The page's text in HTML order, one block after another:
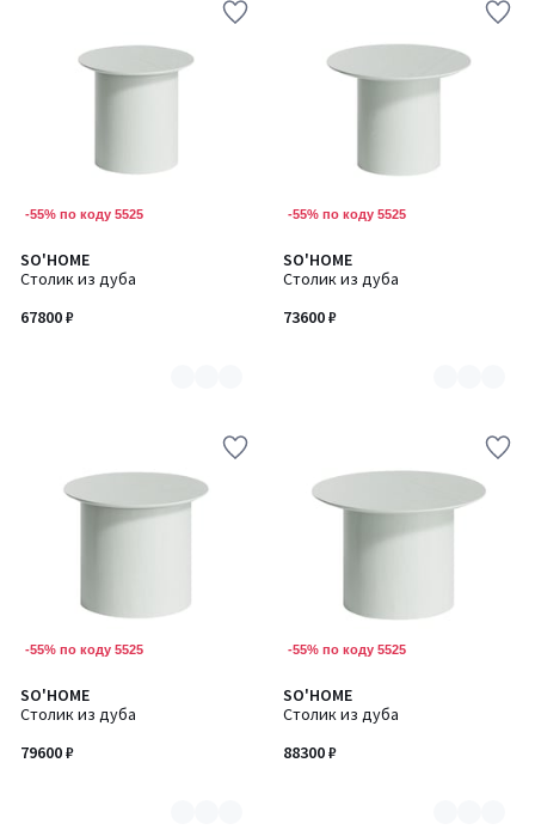
-55% по коду 5525
SO'HOME
Столик из дуба
67800 ₽
Количество
цветов:
7
-55% по коду 5525
SO'HOME
Столик из дуба
73600 ₽
Количество
цветов:
7
-55% по коду 5525
SO'HOME
Столик из дуба
79600 ₽
Количество
цветов:
7
-55% по коду 5525
SO'HOME
Столик из дуба
88300 ₽
Количество
цветов:
7